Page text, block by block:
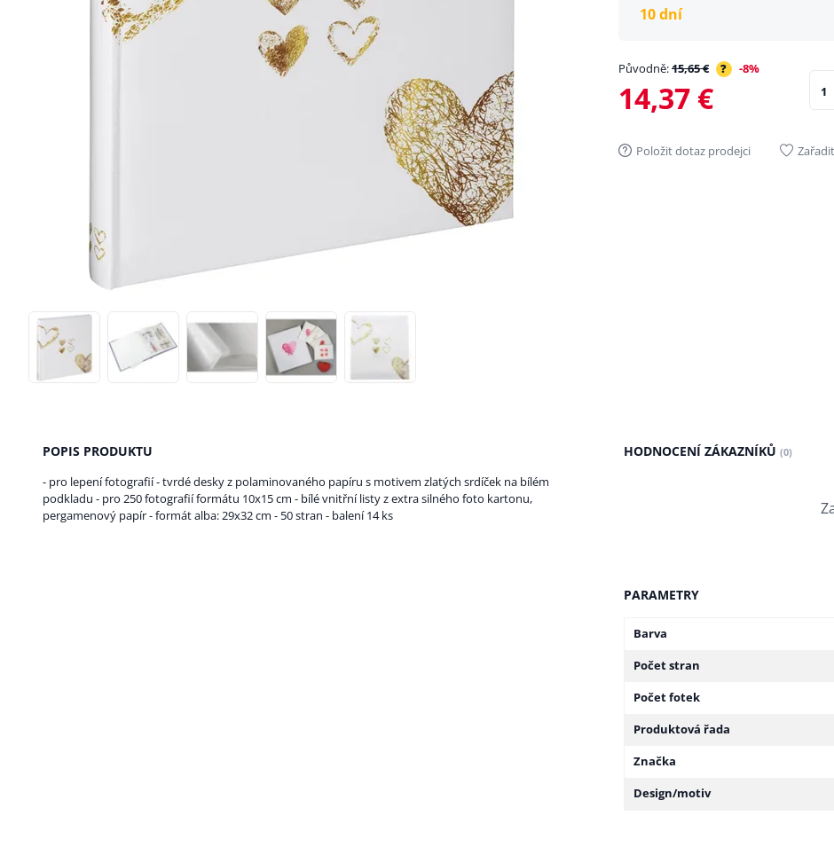
10 dní
Původně:15,65 € ? -8%
14,37 €
Položit dotaz prodejci
POPIS PRODUKTU
- pro lepení fotografií - tvrdé desky z polaminovaného papíru s motivem zlatých srdíček na bílém
podkladu - pro 250 fotografií formátu 10x15 cm - bílé vnitřní listy z extra silného foto kartonu,
pergamenový papír - formát alba: 29x32 cm - 50 stran - balení 14 ks
HODNOCENÍ ZÁKAZNÍKŮ (0)
PARAMETRY
Barva
Počet stran
Počet fotek
Produktová řada
Značka
Design/motiv